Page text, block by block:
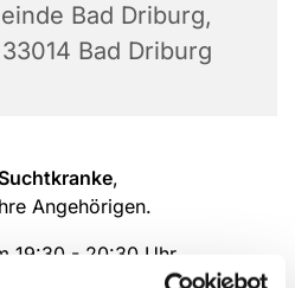
Bad Driburg,
Bad Driburg
,
Angehörigen.
19:30 - 20:30 Uhr.